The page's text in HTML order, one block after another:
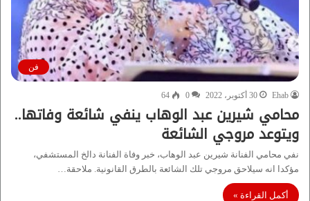
فن
Ehab 30 أكتوبر، 2022 0
64
محامي شيرين عبد الوهاب ينفي شائعة وفاتها..
ويتوعد مروجي الشائعة
نفي محامي الفنانة شيرين عبد الوهاب، خبر وفاة الفنانة دالخ المستشفي،
مؤكدا انه سيلاحق مروجي تلك الشائعة بالطرق القانونية. ملاحقة…
أكمل القراءة »